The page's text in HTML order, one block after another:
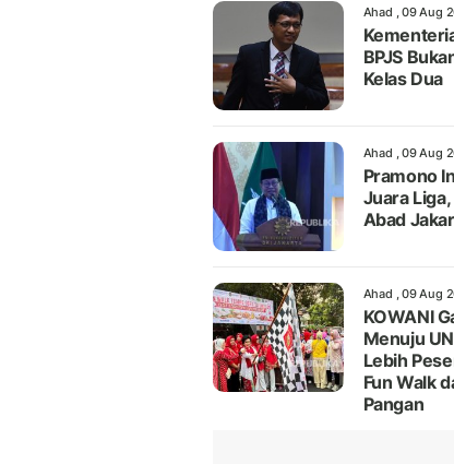
Ahad , 09 Aug
BPJS
Kelas Dua
Ahad , 09 Aug
Pramono
Juara
Abad
Ahad , 09 Aug
KOWANI
Menuju
Lebih
Fun Walk
Pangan